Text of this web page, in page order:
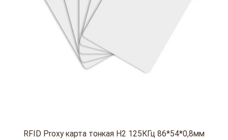
RFID Proxy карта тонкая H2 125КГц 86*54*0,8мм